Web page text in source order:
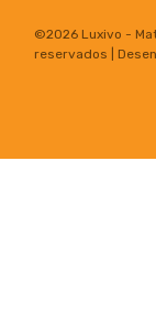
©2026 Luxivo -
reservados |